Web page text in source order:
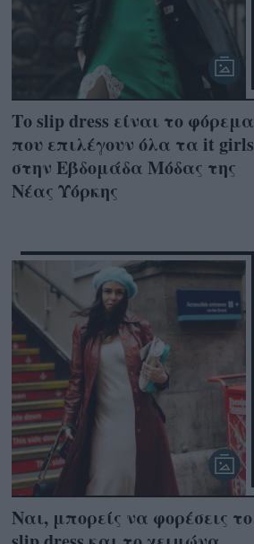
Το slip dress είναι το φόρεμα
που επιλέγουν όλα τα it girls
στην Εβδομάδα Μόδας της
Νέας Υόρκης
Ναι, μπορείς να φορέσεις το